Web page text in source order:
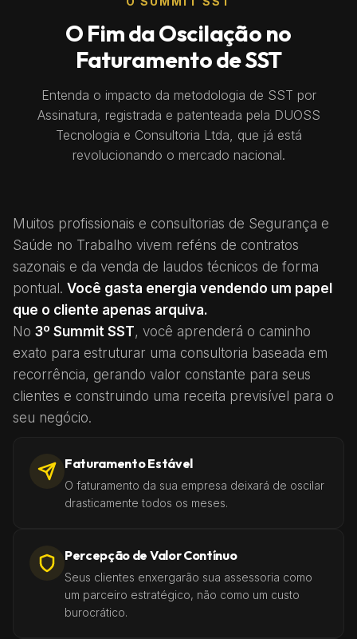
O Fim da Oscilação no
Faturamento de SST
Entenda o impacto da metodologia de SST por
Assinatura, registrada e patenteada pela DUOSS
Tecnologia e Consultoria Ltda, que já está
revolucionando o mercado nacional.
Muitos profissionais e consultorias de Segurança e
Saúde no Trabalho vivem reféns de contratos
sazonais e da venda de laudos técnicos de forma
pontual. Você gasta energia vendendo um papel
que o cliente apenas arquiva.
No 3º Summit SST, você aprenderá o caminho
exato para estruturar uma consultoria baseada em
recorrência, gerando valor constante para seus
clientes e construindo uma receita previsível para o
seu negócio.
Faturamento Estável
O faturamento da sua empresa deixará de oscilar
drasticamente todos os meses.
Percepção de Valor Contínuo
Seus clientes enxergarão sua assessoria como
um parceiro estratégico, não como um custo
burocrático.